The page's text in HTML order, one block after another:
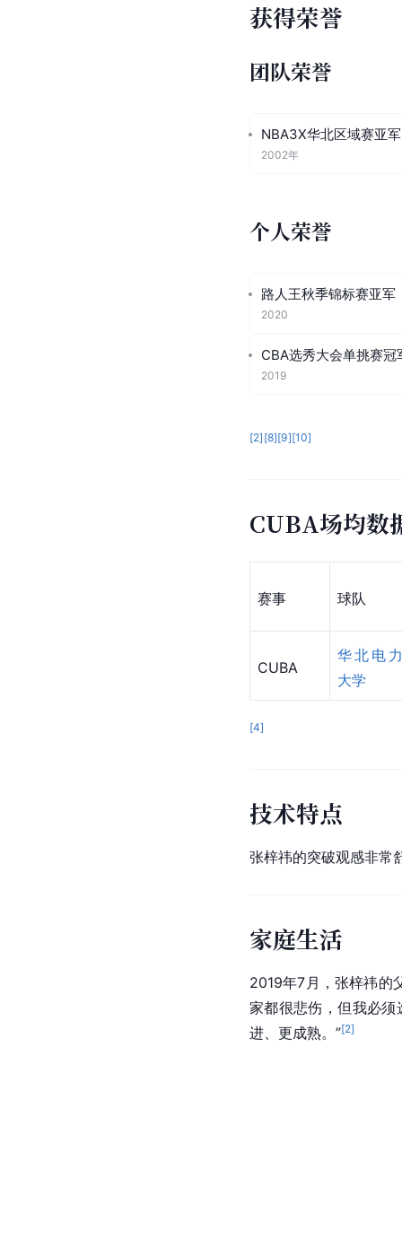
获得荣誉
团队荣誉
NBA3X华北区域赛亚军
2002年
个人荣誉
路人王秋季锦标赛亚军
2020
CBA选秀大会单挑赛冠
2019
[2] [8][9][10]
CUBA场均数
赛事 球队
CUBA
华北电力
大学
[4]
技术特点
张梓祎的突破观感非
家庭生活
2019年7月，张梓祎的
家都很悲伤，但我必
进、更成熟。”[2]